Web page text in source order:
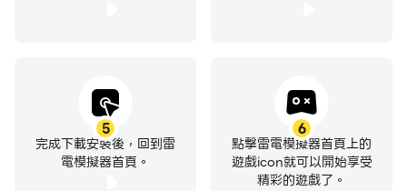
5
完成下載安裝後，回到雷
電模擬器首頁。
6
點擊雷電模擬器首頁上的
遊戲icon就可以開始享受
精彩的遊戲了。